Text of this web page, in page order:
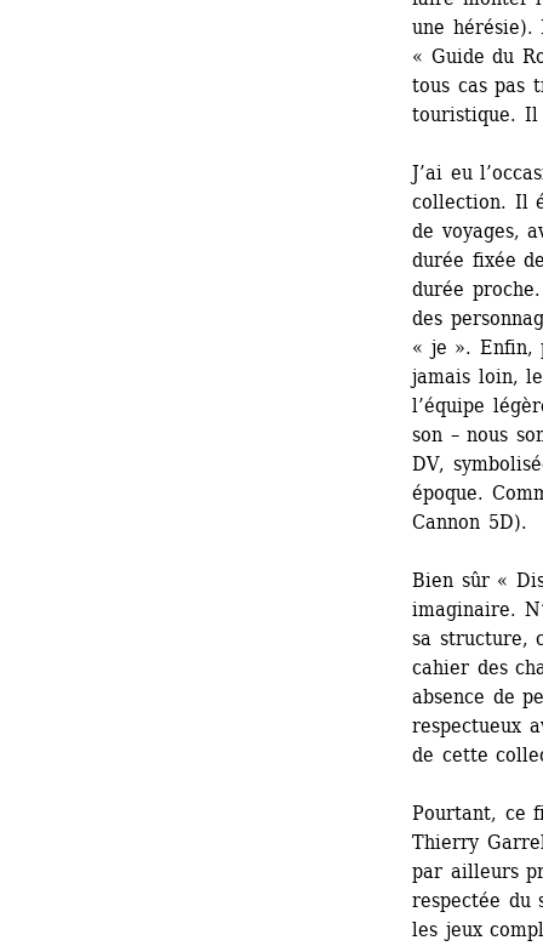
une hérésie).
« Guide du
tous cas pas
touristique. Il
J’ai eu
collection. Il
de voyages,
durée fixée
durée
des
« je ». Enfin,
jamais loin,
l’équipe
son – nous
DV,
époque.
Cannon 5D).
Bien sûr «
imaginaire.
sa structure,
cahier des
absence de
respectueux
de cette
Pourtant, ce
Thierry
par ailleurs
respectée du
les jeux